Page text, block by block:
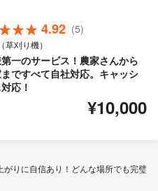
4.92 (5)
草刈り機）
一のサービス！農家さんから
ですべて自社対応。キャッシ
応！
¥10,000
がりに自信あり！どんな場所でも完璧